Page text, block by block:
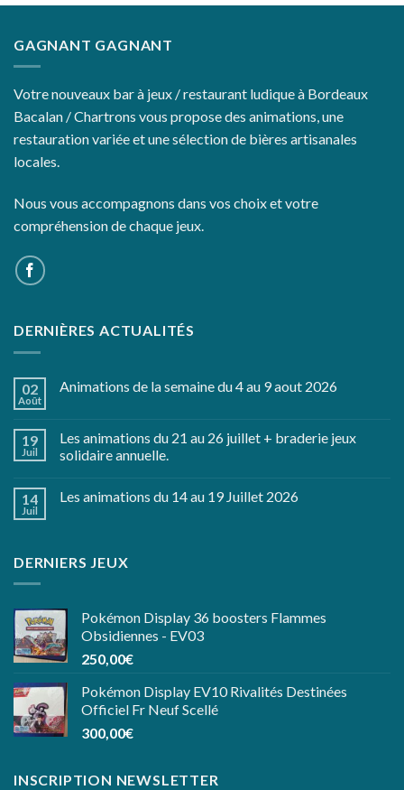
GAGNANT GAGNANT
Votre nouveaux bar à jeux / restaurant ludique à Bordeaux
Bacalan / Chartrons vous propose des animations, une
restauration variée et une sélection de bières artisanales
locales.
Nous vous accompagnons dans vos choix et votre
compréhension de chaque jeux.
DERNIÈRES ACTUALITÉS
02
Août
Animations de la semaine du 4 au 9 aout 2026
19
Juil
Les animations du 21 au 26 juillet + braderie jeux
solidaire annuelle.
14
Juil
Les animations du 14 au 19 Juillet 2026
DERNIERS JEUX
Pokémon Display 36 boosters Flammes
Obsidiennes - EV03
250,00€
Pokémon Display EV10 Rivalités Destinées
Officiel Fr Neuf Scellé
300,00€
INSCRIPTION NEWSLETTER